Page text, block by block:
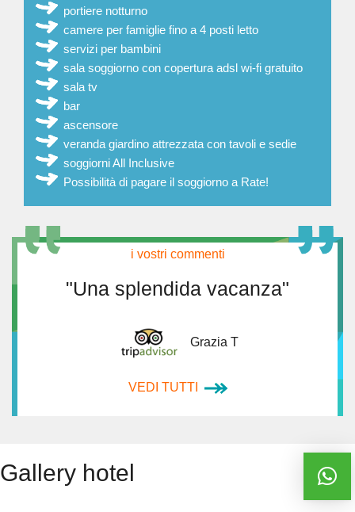
portiere notturno
camere per famiglie fino a 4 posti letto
servizi per bambini
sala soggiorno con copertura adsl wi-fi gratuito
sala tv
bar
ascensore
veranda giardino attrezzata con tavoli e sedie
soggiorni All Inclusive
Possibilità di pagare il soggiorno a Rate!
i vostri commenti
"Una splendida vacanza"
Grazia T
VEDI TUTTI
Gallery hotel